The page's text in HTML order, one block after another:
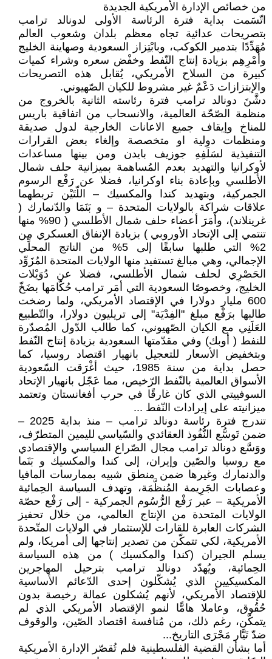
من خصائص الإدارة الأمريكية الجديدة
اتّسَمت بداية فترة الرئاسة الأولى لدونالد ترامب
بتصريحات عدائية تجاه معظم بلدان وشعوب العالم
مُهَدِّدًا بتدمير الكوكب، وبابْتِزاز السعودية وصهاينة الخليج
وأَمْرِهِم بزيادة إنتاج النّفط وخفْض سعره وشراء كميات
كبيرة من السلاح الأمريكي، يُقابل هذه التصريحات
والإبتزازات دَعْمٌ غير مشروط للكيان الصّهيوني.
دشَّنَ دونالد ترامب فترة رئاسته الثانية بالخروج من
منظمة الصّحّة العالمية، والانسحاب من اتفاقية باريس
للمناخ وإيقاف جميع الاعانات الخارجية لدول صديقة
ومنظمات دولية او متخصصة وإلغاء بعض القرارات
التنفيذية لسَلَفِهِ جوزيف بايدن ومن بينها مساعدات
لأوكرانيا والتهديد بعدم المُساهمة بميزانية حلف شمال
الأطلسي وبإعادة بناء اوكرانيا، فضلا عن رَفْع الرسوم
الجمركية، وبتهديد كندا والمكسيك – اللّتَيْن تربطهما
علاقات شراكة بالولايات المتحدة – و بَنَمَا والدّنمارك (
غرينلاند)، وأَمَرَ أعضاء حلف شمال الأطلسي ( 90% منها
تنتمي إلى الإتحاد الأوروبي ) بزيادة الإنفاق العسكري من
2% التي طلبها سابقًا إلى 5% من الناتج المحلِّي
الإجمالي، وهي مبالغ تستفيد منها الولايات المتحدة المُزَوِّد
الحَصْرِي لحلف شمال الأطلسي، فضلا عن دُوَيْلات
الخليج، وخصوصًا السعودية التي أمَر ترامب حُكّامَها بضَخّ
600 مليار دولارا في الإقتصاد الأمريكي، ولما رضخت
طالبها برَفْع مبلغ "الفِدْيَة" إلى تريليون دولارا، والتّطبيع
العَلَنِي مع الكيان الصّهيوني، كما طالب الدّول المُصدّرة
للنفط ( أوبك) وفي مقدّمتها السعودية بزيادة إنتاج النّفط
وبتخفيض الأسعار للتعجيل بانهيار اقتصاد روسيا، كما
حصل بداية من سنة 1985، حيث أغْرَقت السّعودية
الأسواق العالمية بالنّفط الرّخيص، مما عَجّل بانهيار الإتحاد
السوفييتي الذي كان غارقًا في حرب أفغانستان وتعتمد
ميزانيته على إيرادات النّفط ...
تندرج فترة رئاسة دونالد ترامب – منذ بداية 2025 –
ضمن تَوسُّع النُّفُوذ العقائدي والسّياسي لليمين المتطرّف،
ووَسَّع دونالد ترامب مجال الصّراع السياسي والإقتصادي
مع روسيا والصّين وإيران، إلى كندا والمكسيك و بَنَما
والدنمارك وغيرها ضمن منطق شبيه بممارسات المافيا
وعصابات الجَرِيمة المُنظَّمَة، وتهدف السياسة الحِمائية
الأمريكية – عبر رَفْع الرُّسُوم الجمركية - إلى رَفْع حصّة
الولايات المتحدة من الإنتاج العالمي، من خلال تحفيز
الشركات العابرة للقارات للإستثمار في الولايات المتّحدة
الأمريكية، لكي تتمكّن من تصدير إنتاجها إلى أمريكا، ولم
يسلم الجيران (كندا والمكسيك ) من هذه السياسة
الحِمائية، ويُهدّد دونالد ترامب بترحيل المهاجرين
المكسيكيين الذي يُشكّلون إحدى الدّعائم الأساسية
للإقتصاد الأمريكي، لأنهم يُشكلون عمالة رخيصة بدون
حُقُوق، وعاملا هامًّا لنمو الإقتصاد الأمريكي الذي لم
يتمكّن، رغم ذلك، من مُنافسة اقتصاد الصّين، والوقوف
ضدّ تَيَّار مَجْرَى التاريخ...
أما بشأن القضية الفلسطينية فلم تُقصّر الإدارة الأمريكية